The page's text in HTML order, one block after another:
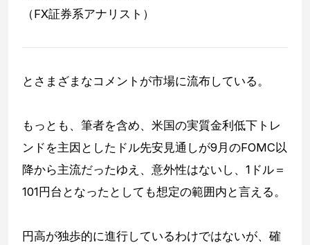
（FX証券系アナリスト）
とさまざまなコメントが市場に流布している。
もっとも、筆者を含め、米国の実質金利低下トレ
ンドを主因としたドル先安見通しが9月のFOMC以
降から主流だったゆえ、意外性はないし、1ドル＝
101円台となったとしても想定の範囲内と言える。
円高が独歩的に進行しているわけではないが、確